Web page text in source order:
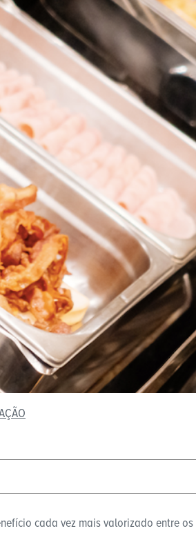
cada vez mais valorizado entre os